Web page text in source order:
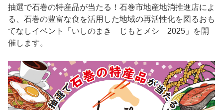
抽選で石巻の特産品が当たる！石巻市地産地消推進店によ
る、石巻の豊富な食を活用した地域の再活性化を図るおも
てなしイベント「いしのまき じもとメシ 2025」を開
催します。